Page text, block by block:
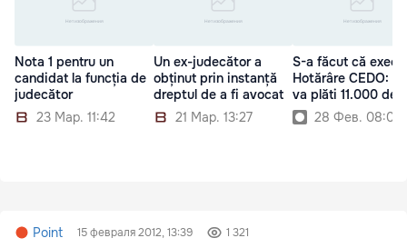
Nota 1 pentru un
candidat la funcția de
judecător
23 Мар. 11:42
Un ex-judecător a
obținut prin instanță
dreptul de a fi avocat
21 Мар. 13:27
S-a făcut că
Hotărâre CEDO:
va plăti 11.000 de
28 Фев. 08:00
Point 15 февраля 2012, 13:39 1 321